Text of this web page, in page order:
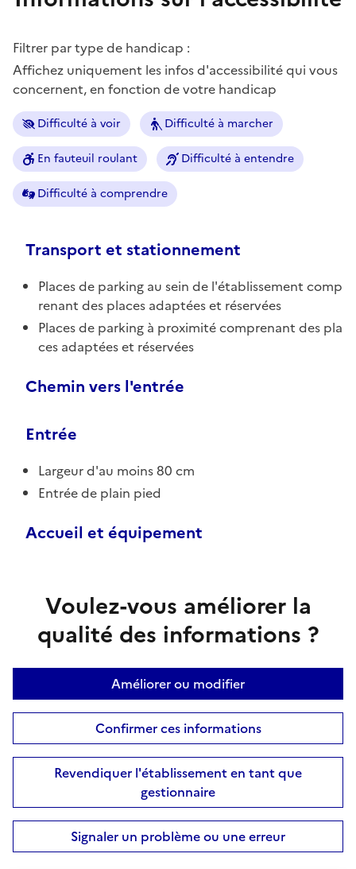
Filtrer par type de handicap :
Affichez uniquement les infos d'accessibilité qui vous
concernent, en fonction de votre handicap
Difficulté à voir Difficulté à marcher
En fauteuil roulant Difficulté à entendre
Difficulté à comprendre
Transport et stationnement
Places de parking au sein de l'établissement comp
renant des places adaptées et réservées
Places de parking à proximité comprenant des pla
ces adaptées et réservées
Chemin vers l'entrée
Entrée
Largeur d'au moins 80 cm
Entrée de plain pied
Accueil et équipement
Voulez-vous améliorer la
qualité des informations ?
Améliorer ou modifier
Confirmer ces informations
Revendiquer l'établissement en tant que
gestionnaire
Signaler un problème ou une erreur